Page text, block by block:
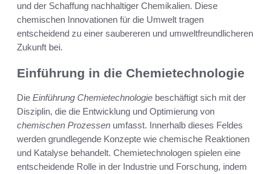
und der Schaffung nachhaltiger Chemikalien. Diese
chemischen Innovationen für die Umwelt tragen
entscheidend zu einer saubereren und umweltfreundlicheren
Zukunft bei.
Einführung in die Chemietechnologie
Die Einführung Chemietechnologie beschäftigt sich mit der
Disziplin, die die Entwicklung und Optimierung von
chemischen Prozessen umfasst. Innerhalb dieses Feldes
werden grundlegende Konzepte wie chemische Reaktionen
und Katalyse behandelt. Chemietechnologen spielen eine
entscheidende Rolle in der Industrie und Forschung, indem